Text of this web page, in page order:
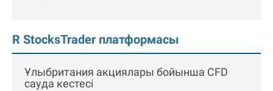
R StocksTrader платформасы
Ұлыбритания акциялары бойынша CFD
сауда кестесі